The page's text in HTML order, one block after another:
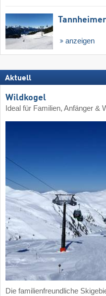
anzeigen
Aktuell
Wildkogel
Ideal für Familien, Anfänger &
Die familienfreundliche